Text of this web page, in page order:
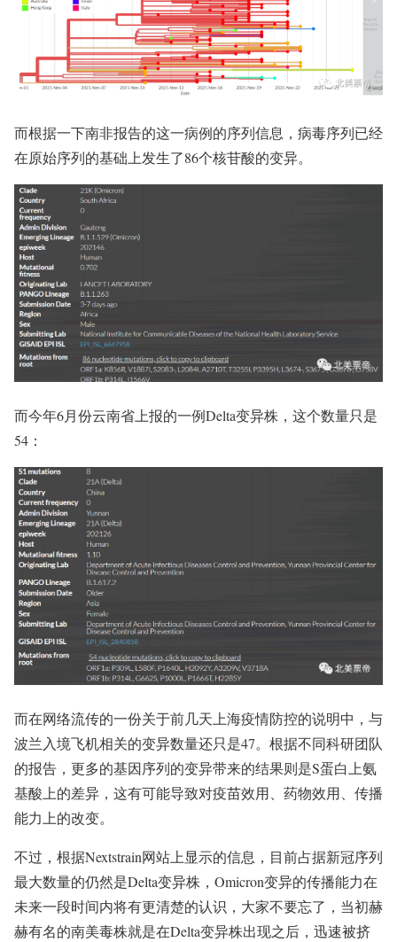
而根据一下南非报告的这一病例的序列信息，病毒序列已经
在原始序列的基础上发生了86个核苷酸的变异。
而今年6月份云南省上报的一例Delta变异株，这个数量只是
54：
而在网络流传的一份关于前几天上海疫情防控的说明中，与
波兰入境飞机相关的变异数量还只是47。根据不同科研团队
的报告，更多的基因序列的变异带来的结果则是S蛋白上氨
基酸上的差异，这有可能导致对疫苗效用、药物效用、传播
能力上的改变。
不过，根据Nextstrain网站上显示的信息，目前占据新冠序列
最大数量的仍然是Delta变异株，Omicron变异的传播能力在
未来一段时间内将有更清楚的认识，大家不要忘了，当初赫
赫有名的南美毒株就是在Delta变异株出现之后，迅速被挤